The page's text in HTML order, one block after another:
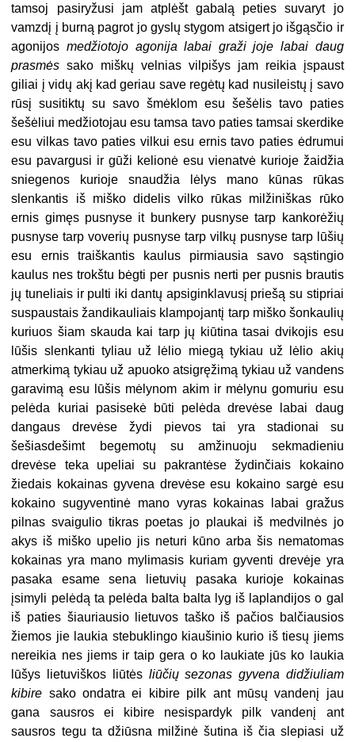
tamsoj pasiryžusi jam atplėšt gabalą peties suvaryt jo
vamzdį į burną pagrot jo gyslų stygom atsigert jo išgąsčio ir
agonijosmedžiotojo agonija labai graži joje labai daug
prasmės sako miškų velnias vilpišys jam reikia įspaust
giliai į vidų akį kad geriau save regėtų kad nusileistų į savo
rūsį susitiktų su savo šmėklom esu šešėlis tavo paties
šešėliui medžiotojau esu tamsa tavo paties tamsai skerdike
esu vilkas tavo paties vilkui esu ernis tavo paties ėdrumui
esu pavargusi ir gūži kelionė esu vienatvė kurioje žaidžia
sniegenos kurioje snaudžia lėlys mano kūnas rūkas
slenkantis iš miško didelis vilko rūkas milžiniškas rūko
ernis gimęs pusnyse it bunkery pusnyse tarp kankorėžių
pusnyse tarp voverių pusnyse tarp vilkų pusnyse tarp lūšių
esu ernis traiškantis kaulus pirmiausia savo sąstingio
kaulus nes trokštu bėgti per pusnis nerti per pusnis brautis
jų tuneliais ir pulti iki dantų apsiginklavusį priešą su stipriai
suspaustais žandikauliais klampojantį tarp miško šonkaulių
kuriuos šiam skauda kai tarp jų kiūtina tasai dvikojis esu
lūšis slenkanti tyliau už lėlio miegą tykiau už lėlio akių
atmerkimą tykiau už apuoko atsigręžimą tykiau už vandens
garavimą esu lūšis mėlynom akim ir mėlynu gomuriu esu
pelėda kuriai pasisekė būti pelėda drevėse labai daug
dangaus drevėse žydi pievos tai yra stadionai su
šešiasdešimt begemotų su amžinuoju sekmadieniu
drevėse teka upeliai su pakrantėse žydinčiais kokaino
žiedais kokainas gyvena drevėse esu kokaino sargė esu
kokaino sugyventinė mano vyras kokainas labai gražus
pilnas svaigulio tikras poetas jo plaukai iš medvilnės jo
akys iš miško upelio jis neturi kūno arba šis nematomas
kokainas yra mano mylimasis kuriam gyventi drevėje yra
pasaka esame sena lietuvių pasaka kurioje kokainas
įsimyli pelėdą ta pelėda balta balta lyg iš laplandijos o gal
iš paties šiauriausio lietuvos taško iš pačios balčiausios
žiemos jie laukia stebuklingo kiaušinio kurio iš tiesų jiems
nereikia nes jiems ir taip gera o ko laukiate jūs ko laukia
lūšys lietuviškos liūtės liūčių sezonas gyvena didžiuliam
kibire sako ondatra ei kibire pilk ant mūsų vandenį jau
gana sausros ei kibire nesispardyk pilk vandenį ant
sausros tegu ta džiūsna milžinė šutina iš čia slepiasi už